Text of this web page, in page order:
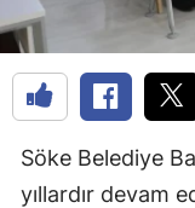
Söke Belediye
yıllardır devam